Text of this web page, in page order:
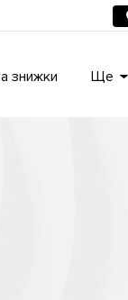
знижки Ще